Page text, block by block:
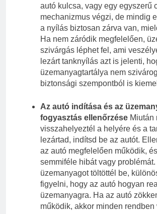
autó kulcsa, vagy egy egyszerű
mechanizmus végzi, de mindig
a nyílás biztosan zárva van,
Ha nem záródik megfelelően,
szivárgás léphet fel, ami
lezárt tanknyílás azt is jelenti,
üzemanyagtartálya nem
biztonsági szempontból is
Az autó indítása és az
fogyasztás ellenőrzése Miután
visszahelyeztél a helyére és a
lezártad, indítsd be az autót.
az autó megfelelően működik,
semmiféle hibát vagy problémát.
üzemanyagot töltöttél be,
figyelni, hogy az autó hogyan
üzemanyagra. Ha az autó
működik, akkor minden rendben